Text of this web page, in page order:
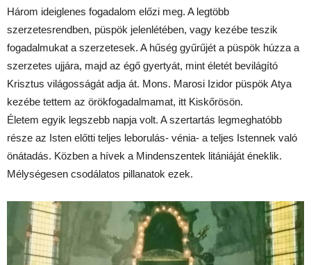
Három ideiglenes fogadalom előzi meg. A legtöbb
szerzetesrendben, püspök jelenlétében, vagy kezébe teszik
fogadalmukat a szerzetesek. A hűség gyűrűjét a püspök húzza a
szerzetes ujjára, majd az égő gyertyát, mint életét bevilágító
Krisztus világosságát adja át. Mons. Marosi Izidor püspök Atya
kezébe tettem az örökfogadalmamat, itt Kiskőrösön.
Életem egyik legszebb napja volt. A szertartás legmeghatóbb
része az Isten előtti teljes leborulás- vénia- a teljes Istennek való
önátadás. Közben a hívek a Mindenszentek litániáját éneklik.
Mélységesen csodálatos pillanatok ezek.